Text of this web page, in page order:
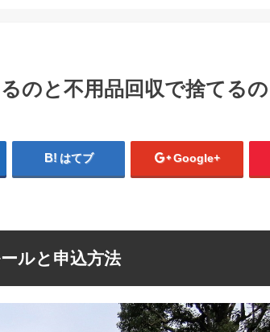
のと不用品回収で捨てる
はてブ Google+
ルと申込方法